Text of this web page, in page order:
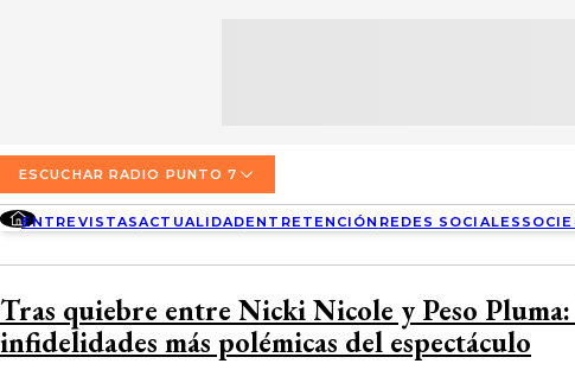
ACTUALIDAD
ENTRETENCIÓN
SOCIEDAD
CONCEPCIÓN
TEMUCO
VALDIVIA
QUIÉNES SOMOS
DIRECCIONES
CONTACTO COMERCIAL
TARIFAS POLÍTICAS PÁGINA 7
TARIFAS POLÍTICAS RADIO PUNTO 7
POLÍTICA DE PRIVACIDAD
ESCUCHAR RADIO PUNTO 7
ENTREVISTASACTUALIDADENTRETENCIÓN REDES SOCIALES
Tras quiebre entre Nicki Nicole y Peso Pluma:
infidelidades más polémicas del espectáculo